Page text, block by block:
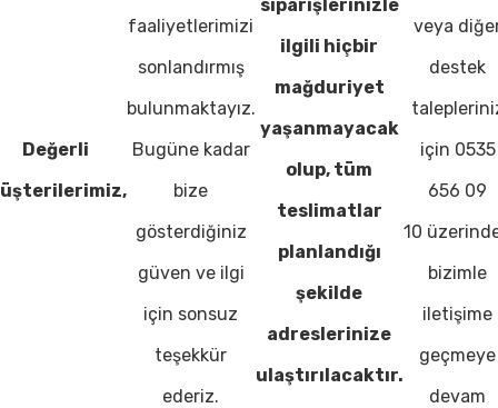
Değerli
faaliyetlerimizi
sonlandırmış
bulunmaktayız.
Bugüne kadar
bize
gösterdiğiniz
güven ve ilgi
için sonsuz
teşekkür
ederiz.
siparişlerinizle
ilgili hiçbir
mağduriyet
yaşanmayacak
olup, tüm
teslimatlar
planlandığı
şekilde
adreslerinize
ulaştırılacaktır.
veya
destek
için 0535
656 09
10
bizimle
iletişime
geçmeye
devam